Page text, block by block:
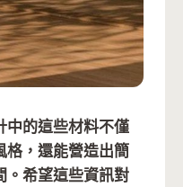
中的這些材料不僅
格，還能營造出簡
。希望這些資訊對